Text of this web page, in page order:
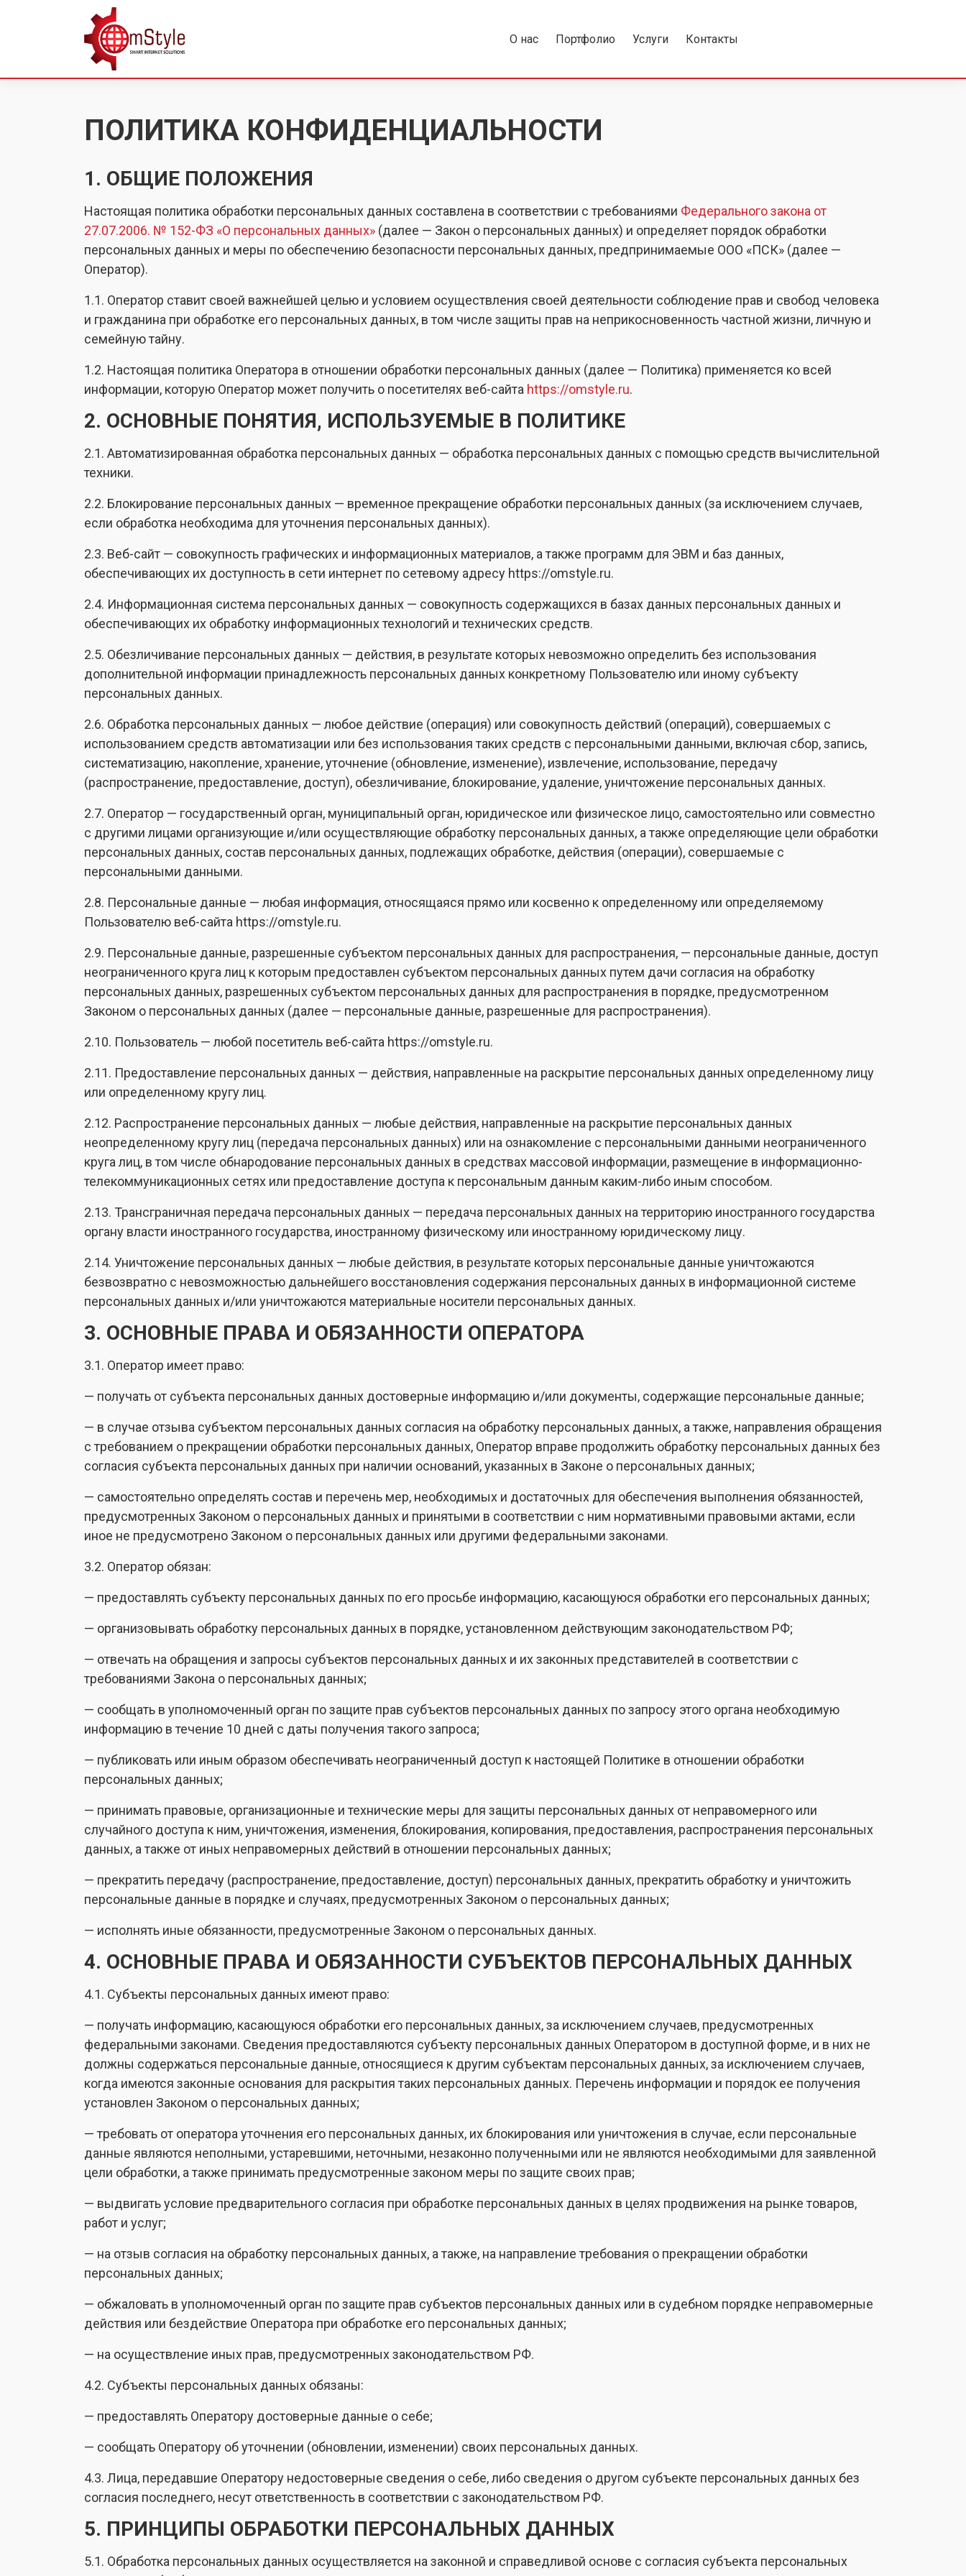
О нас Портфолио Услуги Контакты
ПОЛИТИКА КОНФИДЕНЦИАЛЬНОСТИ
1. ОБЩИЕ ПОЛОЖЕНИЯ
Настоящая политика обработки персональных данных составлена в соответствии с требованиями Федерального закона от
27.07.2006. № 152-ФЗ «О персональных данных» (далее — Закон о персональных данных) и определяет порядок обработки
персональных данных и меры по обеспечению безопасности персональных данных, предпринимаемые ООО «ПСК» (далее —
Оператор).
1.1. Оператор ставит своей важнейшей целью и условием осуществления своей деятельности соблюдение прав и свобод человека
и гражданина при обработке его персональных данных, в том числе защиты прав на неприкосновенность частной жизни, личную и
семейную тайну.
1.2. Настоящая политика Оператора в отношении обработки персональных данных (далее — Политика) применяется ко всей
информации, которую Оператор может получить о посетителях веб-сайта https://omstyle.ru.
2. ОСНОВНЫЕ ПОНЯТИЯ, ИСПОЛЬЗУЕМЫЕ В ПОЛИТИКЕ
2.1. Автоматизированная обработка персональных данных — обработка персональных данных с помощью средств вычислительной
техники.
2.2. Блокирование персональных данных — временное прекращение обработки персональных данных (за исключением случаев,
если обработка необходима для уточнения персональных данных).
2.3. Веб-сайт — совокупность графических и информационных материалов, а также программ для ЭВМ и баз данных,
обеспечивающих их доступность в сети интернет по сетевому адресу https://omstyle.ru.
2.4. Информационная система персональных данных — совокупность содержащихся в базах данных персональных данных и
обеспечивающих их обработку информационных технологий и технических средств.
2.5. Обезличивание персональных данных — действия, в результате которых невозможно определить без использования
дополнительной информации принадлежность персональных данных конкретному Пользователю или иному субъекту
персональных данных.
2.6. Обработка персональных данных — любое действие (операция) или совокупность действий (операций), совершаемых с
использованием средств автоматизации или без использования таких средств с персональными данными, включая сбор, запись,
систематизацию, накопление, хранение, уточнение (обновление, изменение), извлечение, использование, передачу
(распространение, предоставление, доступ), обезличивание, блокирование, удаление, уничтожение персональных данных.
2.7. Оператор — государственный орган, муниципальный орган, юридическое или физическое лицо, самостоятельно или совместно
с другими лицами организующие и/или осуществляющие обработку персональных данных, а также определяющие цели обработки
персональных данных, состав персональных данных, подлежащих обработке, действия (операции), совершаемые с
персональными данными.
2.8. Персональные данные — любая информация, относящаяся прямо или косвенно к определенному или определяемому
Пользователю веб-сайта https://omstyle.ru.
2.9. Персональные данные, разрешенные субъектом персональных данных для распространения, — персональные данные, доступ
неограниченного круга лиц к которым предоставлен субъектом персональных данных путем дачи согласия на обработку
персональных данных, разрешенных субъектом персональных данных для распространения в порядке, предусмотренном
Законом о персональных данных (далее — персональные данные, разрешенные для распространения).
2.10. Пользователь — любой посетитель веб-сайта https://omstyle.ru.
2.11. Предоставление персональных данных — действия, направленные на раскрытие персональных данных определенному лицу
или определенному кругу лиц.
2.12. Распространение персональных данных — любые действия, направленные на раскрытие персональных данных
неопределенному кругу лиц (передача персональных данных) или на ознакомление с персональными данными неограниченного
круга лиц, в том числе обнародование персональных данных в средствах массовой информации, размещение в информационно-
телекоммуникационных сетях или предоставление доступа к персональным данным каким-либо иным способом.
2.13. Трансграничная передача персональных данных — передача персональных данных на территорию иностранного государства
органу власти иностранного государства, иностранному физическому или иностранному юридическому лицу.
2.14. Уничтожение персональных данных — любые действия, в результате которых персональные данные уничтожаются
безвозвратно с невозможностью дальнейшего восстановления содержания персональных данных в информационной системе
персональных данных и/или уничтожаются материальные носители персональных данных.
3. ОСНОВНЫЕ ПРАВА И ОБЯЗАННОСТИ ОПЕРАТОРА
3.1. Оператор имеет право:
— получать от субъекта персональных данных достоверные информацию и/или документы, содержащие персональные данные;
— в случае отзыва субъектом персональных данных согласия на обработку персональных данных, а также, направления обращения
с требованием о прекращении обработки персональных данных, Оператор вправе продолжить обработку персональных данных без
согласия субъекта персональных данных при наличии оснований, указанных в Законе о персональных данных;
— самостоятельно определять состав и перечень мер, необходимых и достаточных для обеспечения выполнения обязанностей,
предусмотренных Законом о персональных данных и принятыми в соответствии с ним нормативными правовыми актами, если
иное не предусмотрено Законом о персональных данных или другими федеральными законами.
3.2. Оператор обязан:
— предоставлять субъекту персональных данных по его просьбе информацию, касающуюся обработки его персональных данных;
— организовывать обработку персональных данных в порядке, установленном действующим законодательством РФ;
— отвечать на обращения и запросы субъектов персональных данных и их законных представителей в соответствии с
требованиями Закона о персональных данных;
— сообщать в уполномоченный орган по защите прав субъектов персональных данных по запросу этого органа необходимую
информацию в течение 10 дней с даты получения такого запроса;
— публиковать или иным образом обеспечивать неограниченный доступ к настоящей Политике в отношении обработки
персональных данных;
— принимать правовые, организационные и технические меры для защиты персональных данных от неправомерного или
случайного доступа к ним, уничтожения, изменения, блокирования, копирования, предоставления, распространения персональных
данных, а также от иных неправомерных действий в отношении персональных данных;
— прекратить передачу (распространение, предоставление, доступ) персональных данных, прекратить обработку и уничтожить
персональные данные в порядке и случаях, предусмотренных Законом о персональных данных;
— исполнять иные обязанности, предусмотренные Законом о персональных данных.
4. ОСНОВНЫЕ ПРАВА И ОБЯЗАННОСТИ СУБЪЕКТОВ ПЕРСОНАЛЬНЫХ ДАННЫХ
4.1. Субъекты персональных данных имеют право:
— получать информацию, касающуюся обработки его персональных данных, за исключением случаев, предусмотренных
федеральными законами. Сведения предоставляются субъекту персональных данных Оператором в доступной форме, и в них не
должны содержаться персональные данные, относящиеся к другим субъектам персональных данных, за исключением случаев,
когда имеются законные основания для раскрытия таких персональных данных. Перечень информации и порядок ее получения
установлен Законом о персональных данных;
— требовать от оператора уточнения его персональных данных, их блокирования или уничтожения в случае, если персональные
данные являются неполными, устаревшими, неточными, незаконно полученными или не являются необходимыми для заявленной
цели обработки, а также принимать предусмотренные законом меры по защите своих прав;
— выдвигать условие предварительного согласия при обработке персональных данных в целях продвижения на рынке товаров,
работ и услуг;
— на отзыв согласия на обработку персональных данных, а также, на направление требования о прекращении обработки
персональных данных;
— обжаловать в уполномоченный орган по защите прав субъектов персональных данных или в судебном порядке неправомерные
действия или бездействие Оператора при обработке его персональных данных;
— на осуществление иных прав, предусмотренных законодательством РФ.
4.2. Субъекты персональных данных обязаны:
— предоставлять Оператору достоверные данные о себе;
— сообщать Оператору об уточнении (обновлении, изменении) своих персональных данных.
4.3. Лица, передавшие Оператору недостоверные сведения о себе, либо сведения о другом субъекте персональных данных без
согласия последнего, несут ответственность в соответствии с законодательством РФ.
5. ПРИНЦИПЫ ОБРАБОТКИ ПЕРСОНАЛЬНЫХ ДАННЫХ
5.1. Обработка персональных данных осуществляется на законной и справедливой основе с согласия субъекта персональных